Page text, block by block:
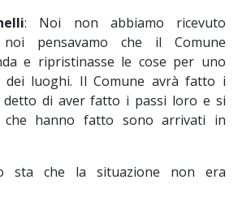
: Noi non abbiamo ricevuto
pensavamo che il Comune
e ripristinasse le cose per uno
dei luoghi. Il Comune avrà fatto i
detto di aver fatto i passi loro e si
hanno fatto sono arrivati in
sta che la situazione non era